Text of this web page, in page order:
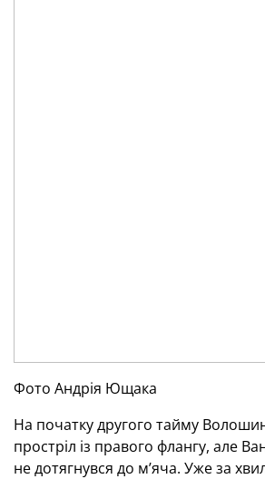
Фото Андрія Ющака
На початку другого тайму
простріл із правого флангу, але
не дотягнувся до м’яча. Уже за